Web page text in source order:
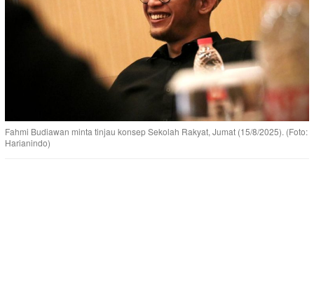
Fahmi Budiawan minta tinjau konsep Sekolah Rakyat, Jumat (15/8/2025). (Foto:
Harianindo)